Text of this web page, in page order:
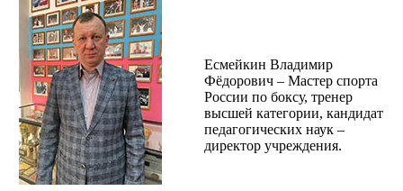
Есмейкин Владимир
Фёдорович – Мастер спорта
России по боксу, тренер
высшей категории, кандидат
педагогических наук –
директор учреждения.